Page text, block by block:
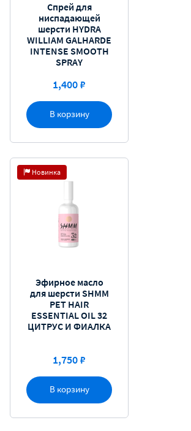
В корзину
Спрей для
ниспадающей
шерсти HYDRA
WILLIAM GALHARDE
INTENSE SMOOTH
SPRAY
1,400 ₽
Новинка
В корзину
Эфирное масло
для шерсти SHMM
PET HAIR
ESSENTIAL OIL 32
ЦИТРУС И ФИАЛКА
1,750 ₽